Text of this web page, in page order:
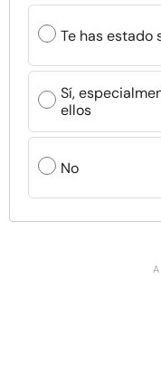
Te has estado
Sí,
ellos
No